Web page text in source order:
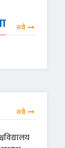
सबै
सबै